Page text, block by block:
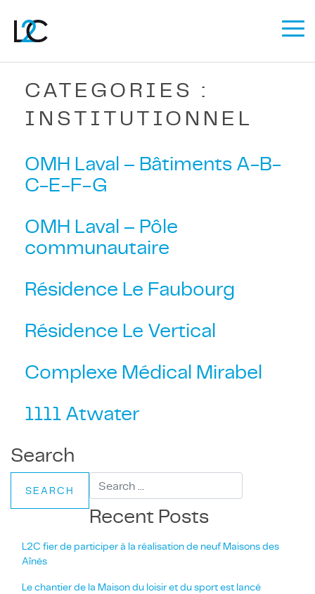
Contactez-
CATEGORIES :
INSTITUTIONNEL
OMH Laval – Bâtiments A-B-
C-E-F-G
OMH Laval – Pôle
communautaire
Résidence Le Faubourg
Résidence Le Vertical
Complexe Médical Mirabel
1111 Atwater
Search
Recent Posts
L2C fier de participer à la réalisation de neuf Maisons des
Aînés
Le chantier de la Maison du loisir et du sport est lancé